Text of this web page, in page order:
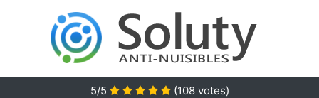
5/5 (108votes)